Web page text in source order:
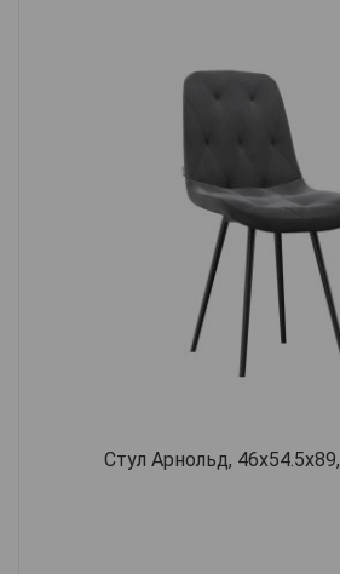
Стул Арнольд, 46х54.5х89,